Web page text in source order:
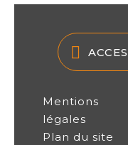
Mentions
légales
Plan du site